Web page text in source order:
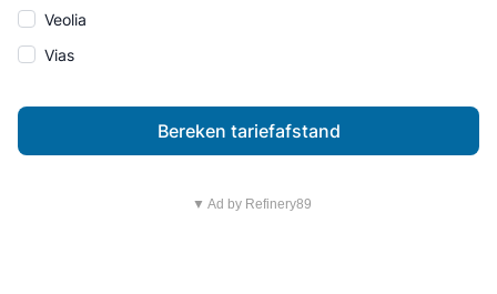
Veolia
Vias
Bereken tariefafstand
▼ Ad by Refinery89